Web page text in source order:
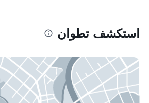
استكشف تطوان